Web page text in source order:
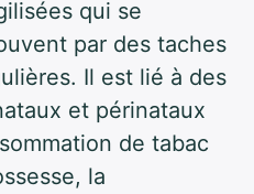
qui se
par des taches
Il est lié à des
et périnataux
de tabac
la